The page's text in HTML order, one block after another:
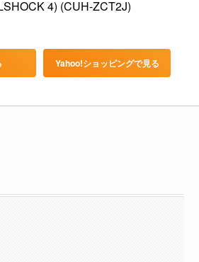
4) (CUH-ZCT2J)
Yahoo!ショッピングで見る